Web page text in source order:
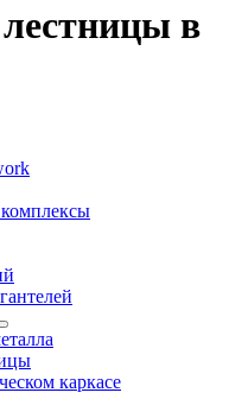
в
каркасе